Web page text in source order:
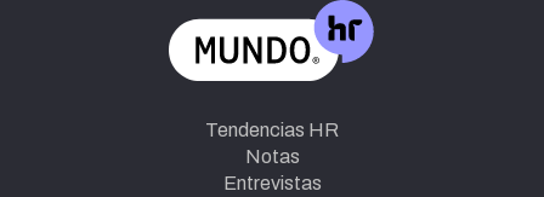
Tendencias HR
Notas
Entrevistas